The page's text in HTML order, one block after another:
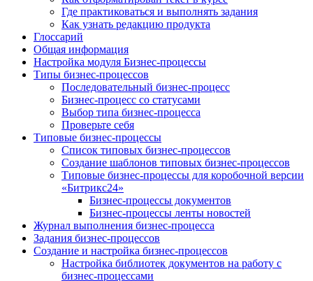
Где практиковаться и выполнять задания
Как узнать редакцию продукта
Глоссарий
Общая информация
Настройка модуля Бизнес-процессы
Типы бизнес-процессов
Последовательный бизнес-процесс
Бизнес-процесс со статусами
Выбор типа бизнес-процесса
Проверьте себя
Типовые бизнес-процессы
Список типовых бизнес-процессов
Создание шаблонов типовых бизнес-процессов
Типовые бизнес-процессы для коробочной версии
«Битрикс24»
Бизнес-процессы документов
Бизнес-процессы ленты новостей
Журнал выполнения бизнес-процесса
Задания бизнес-процессов
Создание и настройка бизнес-процессов
Настройка библиотек документов на работу с
бизнес-процессами